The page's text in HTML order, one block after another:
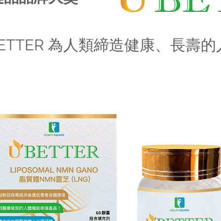
為人類締造健康、長壽的